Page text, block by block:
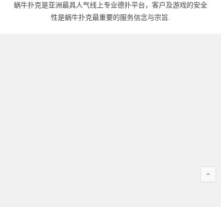
蜗牛扑克是亚洲最具人气线上专业德扑平台，客户及游戏的安全
性是蜗牛扑克最重要的服务信念与宗旨.